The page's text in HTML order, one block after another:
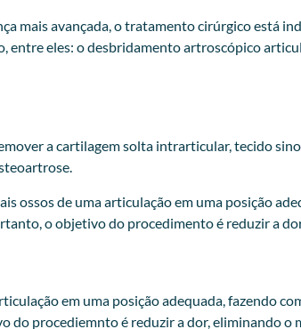
mais avançada, o tratamento cirúrgico está
eles: o desbridamento artroscópico
a cartilagem solta intrarticular, tecido
ossos de uma articulação em uma posição
o objetivo do procedimento é reduzir a
em uma posição adequada, fazendo
procediemnto é reduzir a dor, eliminando o